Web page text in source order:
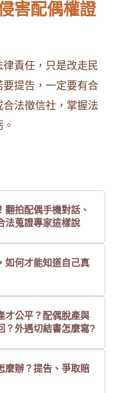
害配偶權證
責任，只是改走民
提告，一定要有合
法徵信社，掌握法
翻拍配偶手機對話、
法蒐證專家這樣說
如何才能知道自己真
才公平？配偶脫產與
？外遇切結書怎麼寫?
麼辦？提告、爭取賠